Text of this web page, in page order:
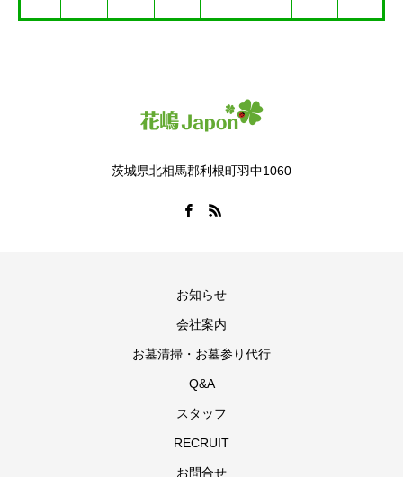
茨城県北相馬郡利根町羽中1060
お知らせ
会社案内
お墓清掃・お墓参り代行
Q&A
スタッフ
RECRUIT
お問合せ